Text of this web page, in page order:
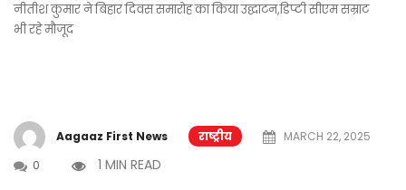
नीतीश कुमार ने बिहार दिवस समारोह का किया उद्घाटन,डिप्टी सीएम सम्राट
भी रहे मौजूद
Aagaaz First News राष्ट्रीय
MARCH 22, 2025
0
1 MIN READ